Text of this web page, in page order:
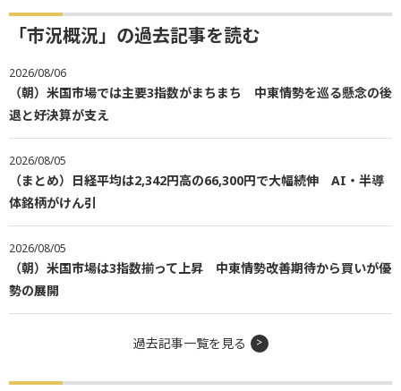
「市況概況」の過去記事を読む
2026/08/06
（朝）米国市場では主要3指数がまちまち 中東情勢を巡る懸念の後
退と好決算が支え
2026/08/05
（まとめ）日経平均は2,342円高の66,300円で大幅続伸 AI・半導
体銘柄がけん引
2026/08/05
（朝）米国市場は3指数揃って上昇 中東情勢改善期待から買いが優
勢の展開
過去記事一覧を見る